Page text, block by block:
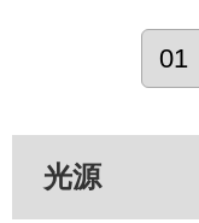
光源